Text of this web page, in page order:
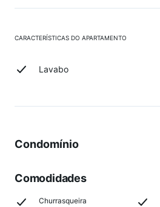
CARACTERÍSTICAS DO APARTAMENTO
Lavabo
Condomínio
Comodidades
Churrasqueira